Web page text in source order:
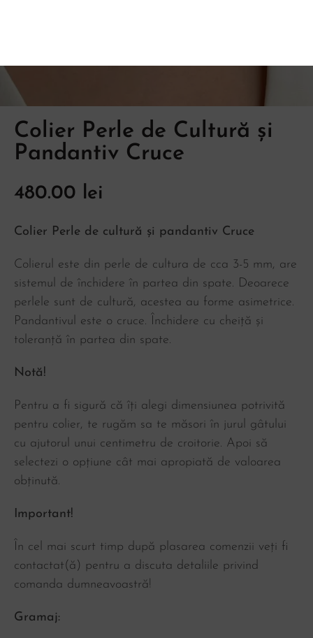
Colier Perle de Cultură și
Pandantiv Cruce
480.00 lei
Colier Perle de cultură și pandantiv Cruce
Colierul este din perle de cultura de cca 3-5 mm, are
sistemul de închidere în partea din spate. Deoarece
perlele sunt de cultură, acestea au forme asimetrice.
Pandantivul este o cruce. Închidere cu cheiță și
toleranță în partea din spate.
Notă!
Pentru a fi sigură că îți alegi dimensiunea potrivită
pentru colier, te rugăm sa te măsori în jurul gâtului
cu ajutorul unui centimetru de croitorie. Apoi să
selectezi o opțiune cât mai apropiată de valoarea
obținută.
Important!
În cel mai scurt timp după plasarea comenzii veți fi
contactat(ă) pentru a discuta detaliile privind
comanda dumneavoastră!
Gramaj: